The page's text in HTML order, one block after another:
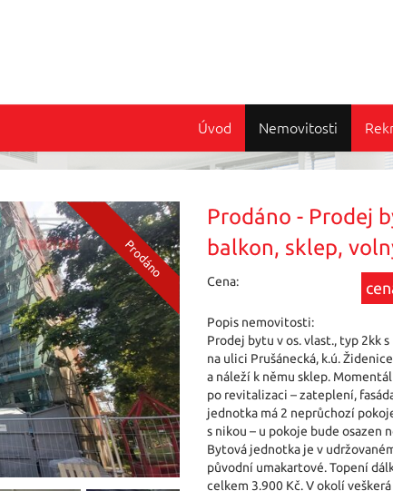
Úvod Nemovitosti
Prodáno - Prodej
balkon, sklep,
Cena:
Popis nemovitosti:
Prodej bytu v os. vlast., typ 2kk
na ulici Prušánecká, k.ú.
a náleží k němu sklep.
po revitalizaci – zateplení,
jednotka má 2 neprůchozí
s nikou – u pokoje bude osazen
Bytová jednotka je v
původní umakartové. Topení
celkem 3.900 Kč. V okolí